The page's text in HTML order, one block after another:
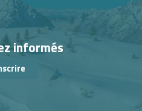
informés